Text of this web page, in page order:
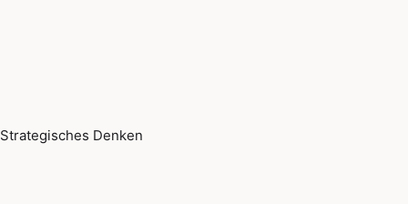
Strategisches Denken